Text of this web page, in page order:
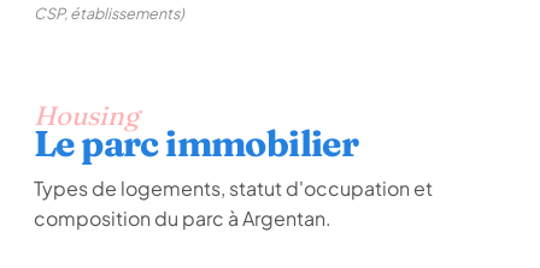
CSP, établissements)
Housing
Le parc immobilier
Types de logements, statut d'occupation et
composition du parc à Argentan.